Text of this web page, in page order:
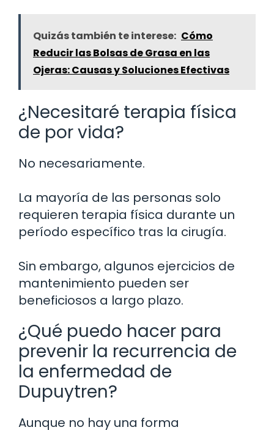
Quizás también te interese: Cómo
Reducir las Bolsas de Grasa en las
Ojeras: Causas y Soluciones Efectivas
¿Necesitaré terapia física
de por vida?
No necesariamente.
La mayoría de las personas solo
requieren terapia física durante un
período específico tras la cirugía.
Sin embargo, algunos ejercicios de
mantenimiento pueden ser
beneficiosos a largo plazo.
¿Qué puedo hacer para
prevenir la recurrencia de
la enfermedad de
Dupuytren?
Aunque no hay una forma